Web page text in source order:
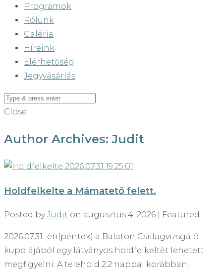
Programok
Rólunk
Galéria
Híreink
Elérhetőség
Jegyvásárlás
Close
Author Archives: Judit
Holdfelkelte a Mámatető felett.
Posted byJudit on augusztus 4, 2026 | Featured
2026.07.31.-én(péntek) a Balaton Csillagvizsgáló
kupolájából egy látványos holdfelkeltét lehetett
megfigyelni. A telehold 2,2 nappal korábban,